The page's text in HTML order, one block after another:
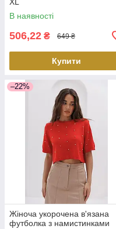
В наявності
506,22 ₴ 649 ₴
Купити
–22%
Жіноча укорочена в'язана
футболка з намистинками